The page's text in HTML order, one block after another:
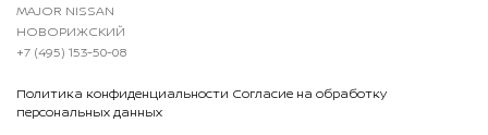
MAJOR NISSAN
НОВОРИЖСКИЙ
+7 (495) 153-50-08
Политика конфиденциальности Согласие на обработку
персональных данных